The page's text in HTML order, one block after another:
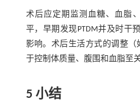
术后应定期监测血糖、血脂
平，早期发现PTDM并及时干
影响。术后生活方式的调整
于控制体质量、腹围和血脂至关
5 小结